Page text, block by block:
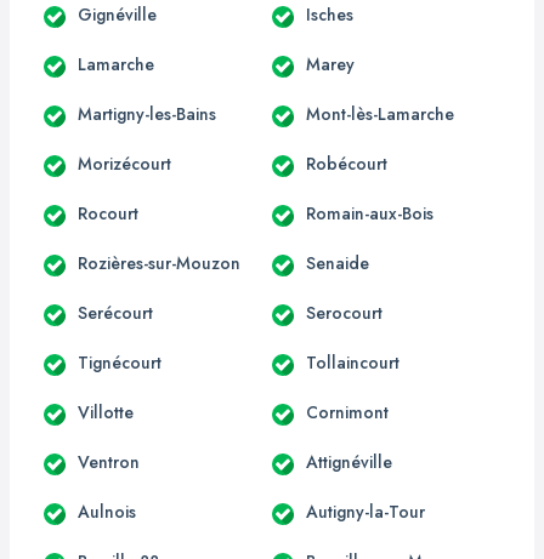
Gignéville Isches
Lamarche Marey
Martigny-les-Bains Mont-lès-Lamarche
Morizécourt Robécourt
Rocourt Romain-aux-Bois
Rozières-sur-Mouzon Senaide
Serécourt Serocourt
Tignécourt Tollaincourt
Villotte Cornimont
Ventron Attignéville
Aulnois Autigny-la-Tour